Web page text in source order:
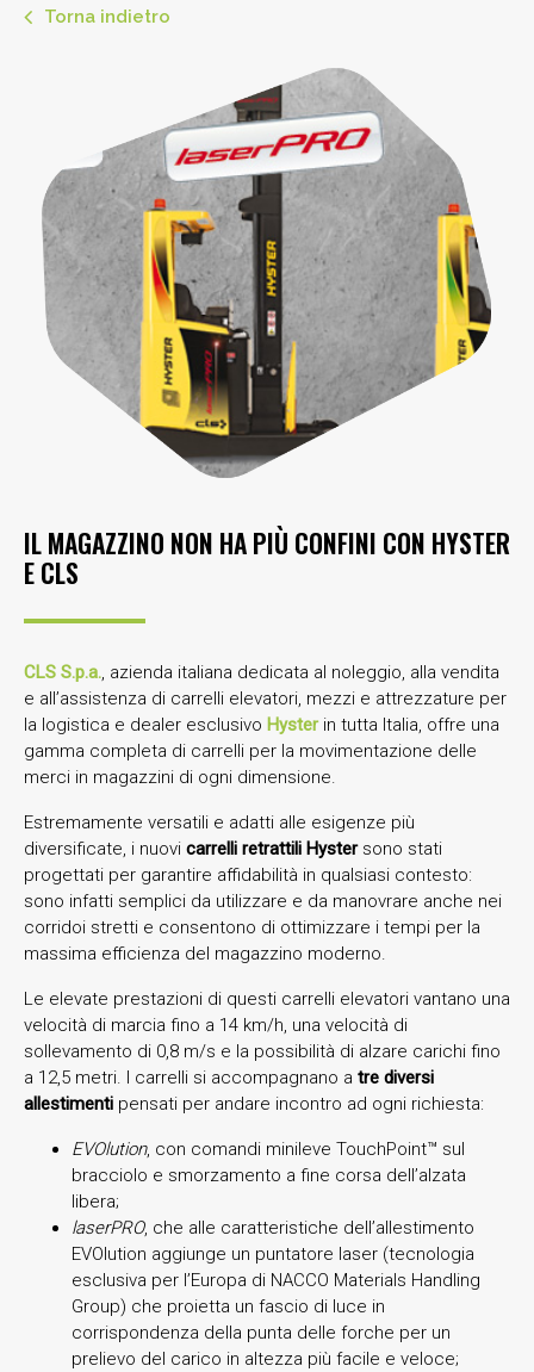
Torna indietro
IL MAGAZZINO NON HA PIÙ CONFINI CON HYSTER
E CLS
CLS S.p.a., azienda italiana dedicata al noleggio, alla vendita
e all’assistenza di carrelli elevatori, mezzi e attrezzature per
la logistica e dealer esclusivo Hysterin tutta Italia, offre una
gamma completa di carrelli per la movimentazione delle
merci in magazzini di ogni dimensione.
Estremamente versatili e adatti alle esigenze più
diversificate, i nuovi carrelli retrattili Hystersono stati
progettati per garantire affidabilità in qualsiasi contesto:
sono infatti semplici da utilizzare e da manovrare anche nei
corridoi stretti e consentono di ottimizzare i tempi per la
massima efficienza del magazzino moderno.
Le elevate prestazioni di questi carrelli elevatori vantano una
velocità di marcia fino a 14 km/h, una velocità di
sollevamento di 0,8 m/s e la possibilità di alzare carichi fino
a 12,5 metri. I carrelli si accompagnano a tre diversi
allestimenti pensati per andare incontro ad ogni richiesta:
EVOlution, con comandi minileve TouchPoint™ sul
bracciolo e smorzamento a fine corsa dell’alzata
libera;
laserPRO, che alle caratteristiche dell’allestimento
EVOlution aggiunge un puntatore laser (tecnologia
esclusiva per l’Europa di NACCO Materials Handling
Group) che proietta un fascio di luce in
corrispondenza della punta delle forche per un
prelievo del carico in altezza più facile e veloce;